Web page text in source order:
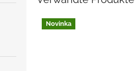
Novinka